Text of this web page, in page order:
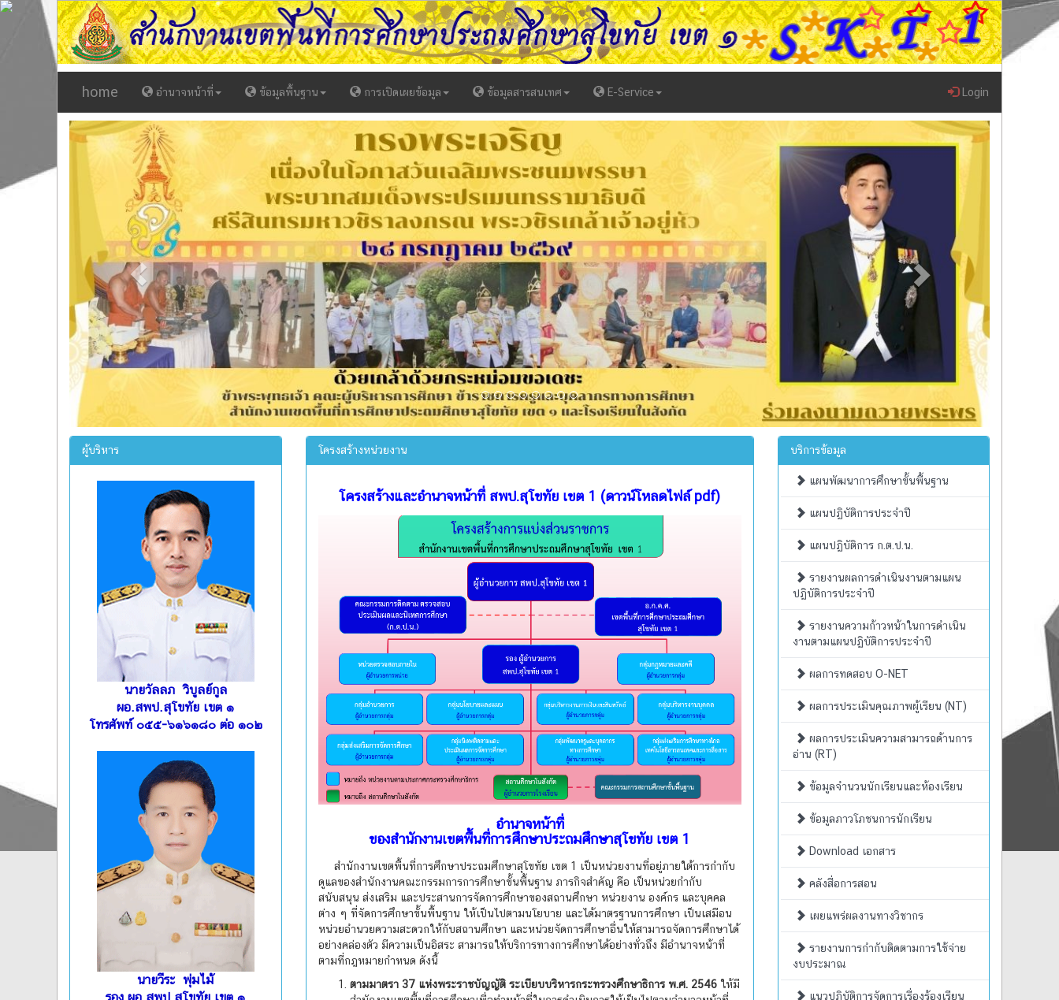
home อำนาจหน้าที่ ข้อมูลพื้นฐาน การเปิดเผยข้อมูล ข้อมูลสารสนเทศ E-Service Login
Previous Next
ผู้บริหาร
นายวัลลภ วิบูลย์กูล
ผอ.สพป.สุโขทัย เขต ๑
โทรศัพท์ ๐๕๕-๖๑๖๑๘๐ ต่อ ๑๐๒
นายวีระ พุ่มไม้
โครงสร้างหน่วยงาน
โครงสร้างและอำนาจหน้าที่ สพป.สุโขทัย เขต 1 (ดาวน์โหลดไฟล์ pdf)
อำนาจหน้าที่
ของสำนักงานเขตพื้นที่การศึกษาประถมศึกษาสุโขทัย เขต 1
สำนักงานเขตพื้นที่การศึกษาประถมศึกษาสุโขทัย เขต 1 เป็นหน่วยงานที่อยู่ภายใต้การกำกับ
ดูแลของสำนักงานคณะกรรมการการศึกษาขั้นพื้นฐาน ภารกิจสำคัญ คือ เป็นหน่วยกำกับ
สนับสนุน ส่งเสริม และประสานการจัดการศึกษาของสถานศึกษา หน่วยงาน องค์กร และบุคคล
ต่าง ๆ ที่จัดการศึกษาขั้นพื้นฐาน ให้เป็นไปตามนโยบาย และได้มาตรฐานการศึกษา เป็นเสมือน
หน่วยอำนวยความสะดวกให้กับสถานศึกษา และหน่วยจัดการศึกษาอื่นให้สามารถจัดการศึกษาได้
อย่างคล่องตัว มีความเป็นอิสระ สามารถให้บริการทางการศึกษาได้อย่างทั่วถึง มีอำนาจหน้าที่
ตามที่กฎหมายกำหนด ดังนี้
ตามมาตรา 37 แห่งพระราชบัญญัติ ระเบียบบริหารกระทรวงศึกษาธิการ พ.ศ. 2546ให้มี
บริการข้อมูล
แผนพัฒนาการศึกษาขั้นพื้นฐาน
แผนปฏิบัติการประจำปี
แผนปฏิบัติการ ก.ต.ป.น.
รายงานผลการดำเนินงานตามแผน
ปฏิบัติการประจำปี
รายงานความก้าวหน้าในการดำเนิน
งานตามแผนปฏิบัติการประจำปี
ผลการทดสอบ O-NET
ผลการประเมินคุณภาพผู้เรียน (NT)
ผลการประเมินความสามารถด้านการ
อ่าน (RT)
ข้อมูลจำนวนนักเรียนและห้องเรียน
ข้อมูลภาวโภชนการนักเรียน
Download เอกสาร
คลังสื่อการสอน
เผยแพร่ผลงานทางวิชากร
รายงานการกำกับติดตามการใช้จ่าย
งบประมาณ
แนวปฏิบัติการจัดการเรื่องร้องเรียน